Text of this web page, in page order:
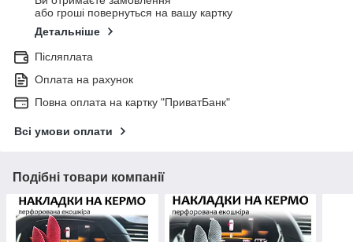
або гроші повернуться на вашу картку
Детальніше
Післяплата
Оплата на рахунок
Повна оплата на картку "ПриватБанк"
Всі умови оплати
Подібні товари компанії